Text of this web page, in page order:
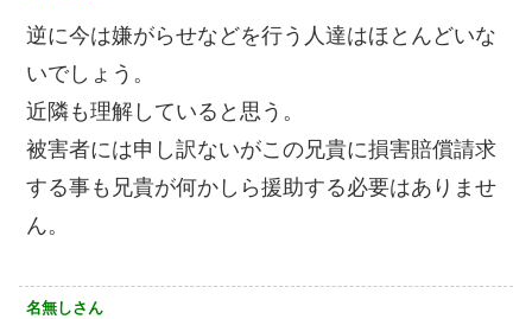
逆に今は嫌がらせなどを行う人達はほとんどいな
いでしょう。
近隣も理解していると思う。
被害者には申し訳ないがこの兄貴に損害賠償請求
する事も兄貴が何かしら援助する必要はありませ
ん。
名無しさん